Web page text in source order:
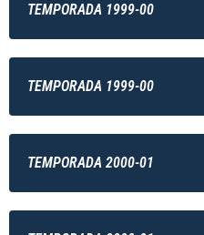
TEMPORADA 1999-00
TEMPORADA 1999-00
TEMPORADA 2000-01